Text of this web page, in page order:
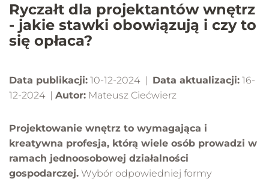
Ryczałt dla projektantów wnętrz
- jakie stawki obowiązują i czy to
się opłaca?
Data publikacji: 10-12-2024 | Data aktualizacji: 16-
12-2024 | Autor: Mateusz Ciećwierz
Projektowanie wnętrz to wymagająca i
kreatywna profesja, którą wiele osób prowadzi w
ramach jednoosobowej działalności
gospodarczej. Wybór odpowiedniej formy